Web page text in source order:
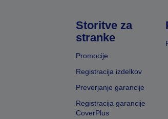
Storitve za
stranke
Promocije
Registracija izdelkov
Preverjanje garancije
Registracija garancije
CoverPlus